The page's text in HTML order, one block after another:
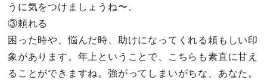
うに気をつけましょうね〜。
③頼れる
困った時や、悩んだ時、助けになってくれる頼もしい印
象があります。年上ということで、こちらも素直に甘え
ることができますね。強がってしまいがちな、あなた。